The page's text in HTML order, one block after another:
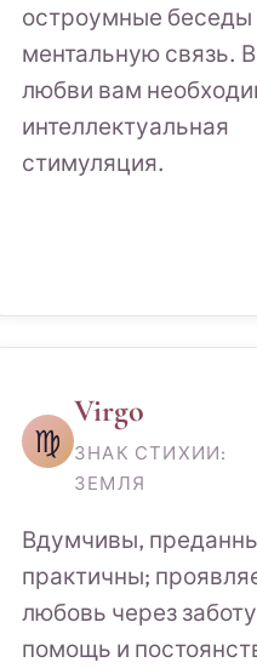
остроумные беседы
ментальную связь. В
любви вам
интеллектуальная
стимуляция.
♍
Virgo
ЗНАК СТИХИИ:
ЗЕМЛЯ
Вдумчивы,
практичны;
любовь через
помощь и